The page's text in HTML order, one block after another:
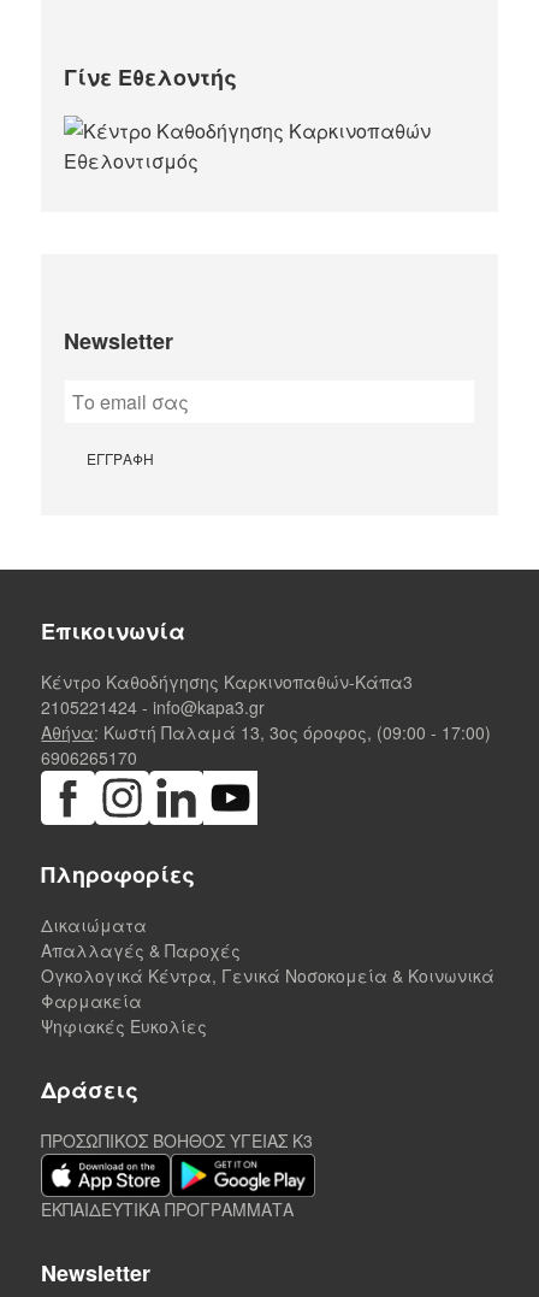
Γίνε Εθελοντής
Newsletter
Επικοινωνία
Κέντρο Καθοδήγησης Καρκινοπαθών-Κάπα3
2105221424 - info@kapa3.gr
Αθήνα: Κωστή Παλαμά 13, 3ος όροφος, (09:00 - 17:00)
6906265170
Πληροφορίες
Δικαιώματα
Απαλλαγές & Παροχές
Ογκολογικά Κέντρα, Γενικά Νοσοκομεία & Κοινωνικά
Φαρμακεία
Ψηφιακές Ευκολίες
Δράσεις
ΠΡΟΣΩΠΙΚΟΣ ΒΟΗΘΟΣ ΥΓΕΙΑΣ K3
ΕΚΠΑΙΔΕΥΤΙΚΑ ΠΡΟΓΡΑΜΜΑΤΑ
Newsletter